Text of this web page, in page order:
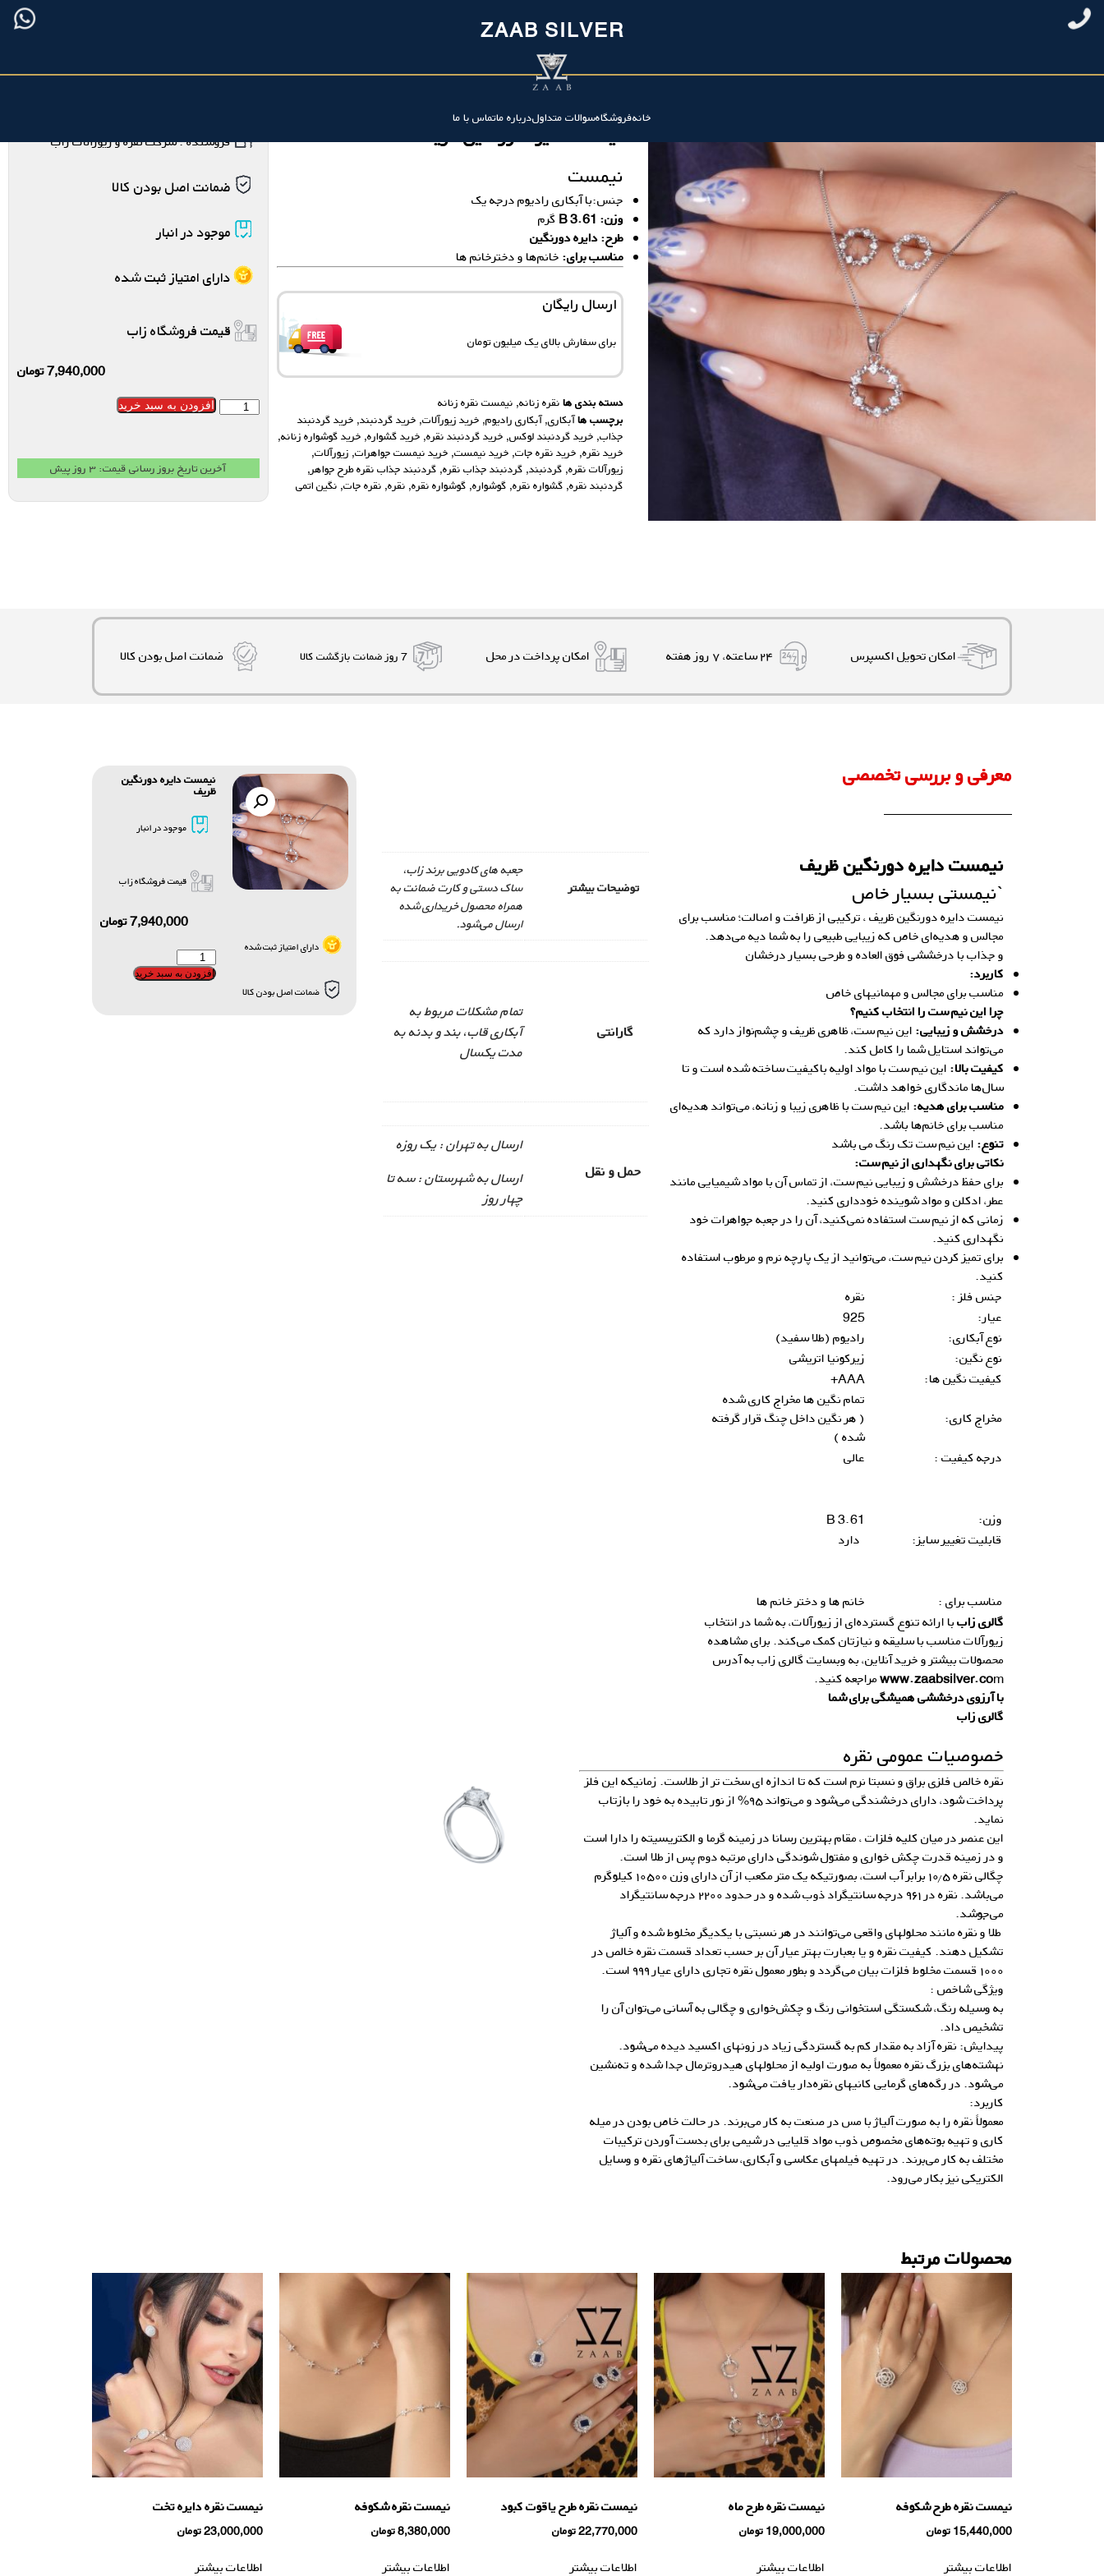
ZAAB SILVER
خانهفروشگاهسوالات متداولدرباره ماتماس با ما
خانه/
نیمست دایره دورنگین ظریف
نیمست
جنس:با آبکاری رادیوم درجه یک
وزن: 3.61 B
گرم
طرح: دایره دورنگین
مناسب برای: خانم‌ها و دخترخانم ها
ارسال رایگان
برای سفارش‌ بالای یک میلیون تومان
دسته بندی ها نقره زنانه, نیمست نقره زنانه
برچسب هاآبکاری,آبکاری رادیوم, خرید زیورآلات, خرید گردنبند, خرید گردنبند
جذاب, خرید گردنبند لوکس, خرید گردنبند نقره, خرید گشواره, خرید گوشواره زنانه,
خرید نقره, خرید نقره جات, خرید نیمست, خرید نیمست جواهرات, زیورآلات,
زیورآلات نقره, گردنبند, گردنبند جذاب نقره, گردنبند جذاب نقره طرح جواهر,
گردنبند نقره, گشواره نقره, گوشواره, گوشواره نقره, نقره, نقره جات, نگین اتمی
فروشنده : شرکت نقره و زیورآلات زاب
ضمانت اصل بودن کالا
موجود در انبار
دارای امتیاز ثبت شده
قیمت فروشگاه زاب
7,940,000تومان
افزودن به سبد خرید
آخرین تاریخ بروز رسانی قیمت: ۳ روز پیش
امکان تحویل اکسپرس ۲۴ ساعته، ۷ روز هفته امکان پرداخت در محل 7 روز ضمانت بازگشت کالا ضمانت اصل بودن کالا
معرفی و بررسی تخصصی
نیمست دایره دورنگین ظریف
`نیمستی بسیار خاص
نیمست دایره دورنگین ظریف ، ترکیبی از ظرافت و اصالت؛ مناسب برای
مجالس و هدیه‌ای خاص که زیبایی طبیعی را به شما دیه می‌دهد.
و جذاب با درخششی فوق العاده و طرحی بسیار درخشان
کاربرد:
مناسب برای مجالس و مهمانیهای خاص
چرا این نیم ست را انتخاب کنیم؟
درخشش و زیبایی: این نیم ست، ظاهری ظریف و چشم‌نواز دارد که
می‌تواند استایل شما را کامل کند.
کیفیت بالا: این نیم ست با مواد اولیه باکیفیت ساخته شده است و تا
سال‌ها ماندگاری خواهد داشت.
مناسب برای هدیه: این نیم ست با ظاهری زیبا و زنانه، می‌تواند هدیه‌ای
مناسب برای خانم‌ها باشد.
تنوع: این نیم ست تک رنگ می باشد
نکاتی برای نگهداری از نیم ست:
برای حفظ درخشش و زیبایی نیم ست، از تماس آن با مواد شیمیایی مانند
عطر، ادکلن و مواد شوینده خودداری کنید.
زمانی که از نیم ست استفاده نمی‌کنید، آن را در جعبه جواهرات خود
نگهداری کنید.
برای تمیز کردن نیم ست، می‌توانید از یک پارچه نرم و مرطوب استفاده
کنید.
جنس فلز :
نقره
عیار:
925
نوع آبکاری:
رادیوم (طلا سفید)
نوع نگین:
زیرکونیا اتریشی
کیفیت نگین ها:
AAA+
مخراج کاری:
تمام نگین ها مخراج کاری شده
( هر نگین داخل چنگ قرار گرفته
شده )
درجه کیفیت :
عالی
وزن:
3.61 B
قابلیت تغییر سایز:
دارد
مناسب برای :
خانم ها و دختر خانم ها
گالری زاببا ارائه تنوع گسترده‌ای از زیورآلات، به شما در انتخاب
زیورآلات مناسب با سلیقه و نیازتان کمک می‌کند. برای مشاهده
محصولات بیشتر و خرید آنلاین، به وبسایت گالری زاب به آدرس
www.zaabsilver.com
مراجعه کنید.
با آرزوی درخششی همیشگی برای شما
گالری زاب
توضیحات بیشتر
جعبه های کادویی برند زاب،
ساک دستی و کارت ضمانت به
همراه محصول خریداری شده
ارسال می‌شود.
گارانتی
تمام مشکلات مربوط به
آبکاری قاب، بند و بدنه به
مدت یکسال
حمل و نقل
ارسال به تهران : یک روزه
ارسال به شهرستان : سه تا
چهار روز
خصوصیات عمومی نقره
نقره خالص فلزی براق و نسبتا نرم است که تا اندازه ای سخت تر از طلاست. زمانیکه این فلز
پرداخت شود، دارای درخشندگی می‌شود و می‌تواند ۹۵% از نور تابیده به خود را بازتاب
نماید.
این عنصر در میان کلیه فلزات ، مقام بهترین رسانا در زمینه گرما و الکتریسیته را دارا است
و در زمینه قدرت چکش خواری و مفتول شوندگی دارای مرتبه دوم پس از طلا است.
چگالی نقره ۱۰٫۵ برابر آب است، بصورتیکه یک متر مکعب از آن دارای وزن ۱۰۵۰۰ کیلوگرم
می‌باشد. نقره در ۹۶۱ درجه سانتیگراد ذوب شده و در حدود ۲۲۰۰ درجه سانتیگراد
می‌جوشد.
طلا و نقره مانند محلولهای واقعی می‌توانند در هر نسبتی با یکدیگر مخلوط شده و آلیاژ
تشکیل دهند. کیفیت نقره و یا بعبارت بهتر عیار آن بر حسب تعداد قسمت نقره خالص در
۱۰۰۰ قسمت مخلوط فلزات بیان می‌گردد و بطور معمول نقره تجاری دارای عیار ۹۹۹ است.
ویژگی شاخص :
به وسیله رنگ، شکستگی استخوانی رنگ و چکش‌خواری و چگالی به آسانی می‌توان آن را
تشخیص داد.
پیدایش: نقره آزاد به مقدار کم به گستردگی زیاد در زونهای اکسید دیده می‌شود.
نهشته‌های بزرگ نقره معمولاً به صورت اولیه از محلولهای هیدروترمال جدا شده و ته‌‌نشین
می‌شود. در رگه‌های گرمایی کانیهای نقره‌دار یافت می‌شود.
کاربرد:
معمولاً نقره را به صورت آلیاژ با مس در صنعت به کار می‌برند. در حالت خاص بودن در میله
کاری و تهیه بوته‌های مخصوص ذوب مواد قلیایی در شیمی برای بدست آوردن ترکیبات
مختلف به کار می‌برند. در تهیه فیلمهای عکاسی و آبکاری، ساختآلیاژهای نقرهو وسایل
الکتریکی نیز بکار می‌رود.
دارای امتیاز ثبت شده
ضمانت اصل بودن کالا
نیمست دایره دورنگین
ظریف
موجود در انبار
قیمت فروشگاه زاب
7,940,000تومان
افزودن به سبد خرید
محصولات مرتبط
نیمست نقره طرح شکوفه
15,440,000 تومان
اطلاعات بیشتر
نیمست نقره طرح ماه
19,000,000 تومان
اطلاعات بیشتر
نیمست نقره طرح ياقوت كبود
22,770,000تومان
اطلاعات بیشتر
نیمست نقره شكوفه
8,380,000تومان
اطلاعات بیشتر
نیمست نقره دایره تخت
23,000,000تومان
اطلاعات بیشتر